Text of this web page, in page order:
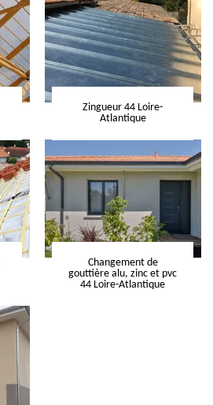
Zingueur 44 Loire-
Atlantique
Changement de
gouttière alu, zinc et pvc
44 Loire-Atlantique